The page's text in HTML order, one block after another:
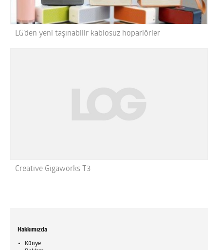
LG’den yeni taşınabilir kablosuz hoparlörler
Creative Gigaworks T3
Hakkımızda
Künye